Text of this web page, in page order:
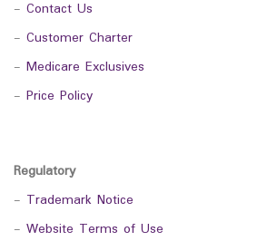
- Contact Us
- Customer Charter
- Medicare Exclusives
- Price Policy
Regulatory
- Trademark Notice
- Website Terms of Use